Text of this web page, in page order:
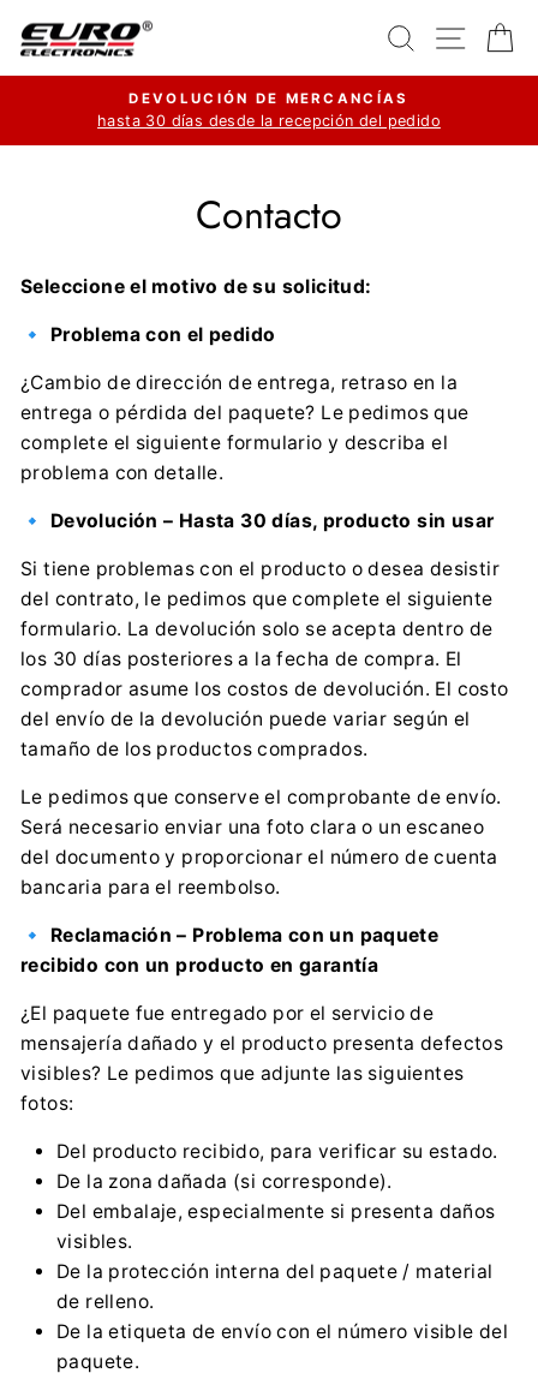
directamente
al
Buscar
diapositivas
DEVOLUCIÓN DE MERCANCÍAS
hasta 30 días desde la recepción del pedido
Contacto
Seleccione el motivo de su solicitud:
🔹 Problema con el pedido
¿Cambio de dirección de entrega, retraso en la
entrega o pérdida del paquete? Le pedimos que
complete el siguiente formulario y describa el
problema con detalle.
🔹 Devolución – Hasta 30 días, producto sin usar
Si tiene problemas con el producto o desea desistir
del contrato, le pedimos que complete el siguiente
formulario. La devolución solo se acepta dentro de
los 30 días posteriores a la fecha de compra. El
comprador asume los costos de devolución. El costo
del envío de la devolución puede variar según el
tamaño de los productos comprados.
Le pedimos que conserve el comprobante de envío.
Será necesario enviar una foto clara o un escaneo
del documento y proporcionar el número de cuenta
bancaria para el reembolso.
🔹 Reclamación – Problema con un paquete
recibido con un producto en garantía
¿El paquete fue entregado por el servicio de
mensajería dañado y el producto presenta defectos
visibles? Le pedimos que adjunte las siguientes
fotos:
Del producto recibido, para verificar su estado.
De la zona dañada (si corresponde).
Del embalaje, especialmente si presenta daños
visibles.
De la protección interna del paquete / material
de relleno.
De la etiqueta de envío con el número visible del
paquete.